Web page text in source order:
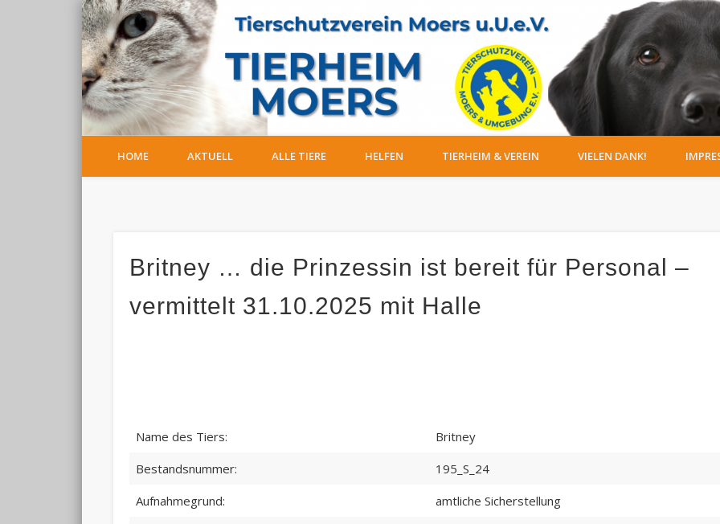
Facebook
HOME AKTUELL ALLE TIERE HELFEN TIERHEIM & VEREIN VIELEN DANK!
Britney … die Prinzessin ist bereit für Personal –
vermittelt 31.10.2025 mit Halle
Name des Tiers:
Britney
Bestandsnummer:
195_S_24
Aufnahmegrund:
amtliche Sicherstellung